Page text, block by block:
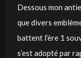
Dessous mon
que divers
battent l’ère 1
s’est adopté par